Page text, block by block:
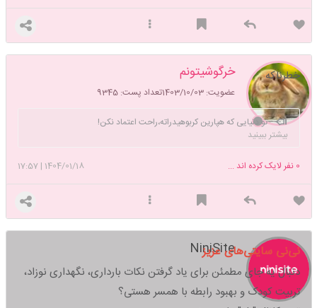
خرگوشیتونم
عضویت: 1403/10/03 تعداد پست: 9345
خطرناکه
تو دنیایی که هپارین کربوهیدراته،راحت اعتماد نکن!
بیشتر ببینید
1404/01/18
|
17:57 0 نفر لایک کرده اند ...
NiniSite
نی‌نی سایتی‌های عزیز
دنبال یه جای مطمئن برای یاد گرفتن نکات بارداری، نگهداری نوزاد،
تربیت کودک و بهبود رابطه با همسر هستی؟